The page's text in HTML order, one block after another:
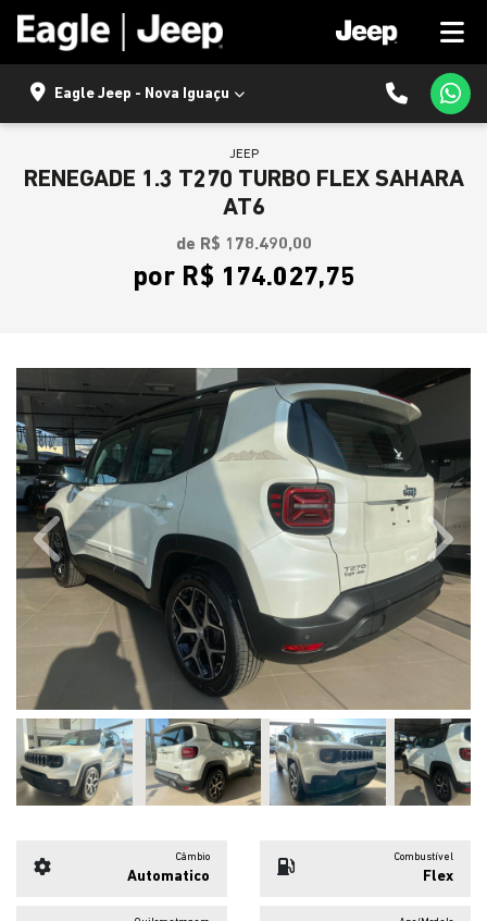
Eagle Jeep - Nova Iguaçu
JEEP
RENEGADE 1.3 T270 TURBO FLEX SAHARA
AT6
de R$ 178.490,00
por R$ 174.027,75
Previous Next
Câmbio
Automatico
Combustível
Flex